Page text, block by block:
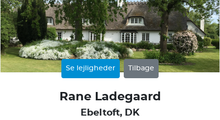
Se lejligheder Tilbage
Rane Ladegaard
Ebeltoft, DK